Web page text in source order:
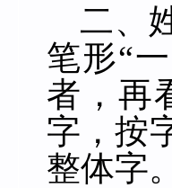
二、
笔形“
者，再
字，按
整体字。